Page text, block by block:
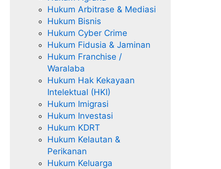
Hukum Arbitrase & Mediasi
Hukum Bisnis
Hukum Cyber Crime
Hukum Fidusia & Jaminan
Hukum Franchise /
Waralaba
Hukum Hak Kekayaan
Intelektual (HKI)
Hukum Imigrasi
Hukum Investasi
Hukum KDRT
Hukum Kelautan &
Perikanan
Hukum Keluarga